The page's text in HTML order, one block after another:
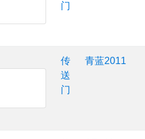
门
传
送
门
青蓝2011